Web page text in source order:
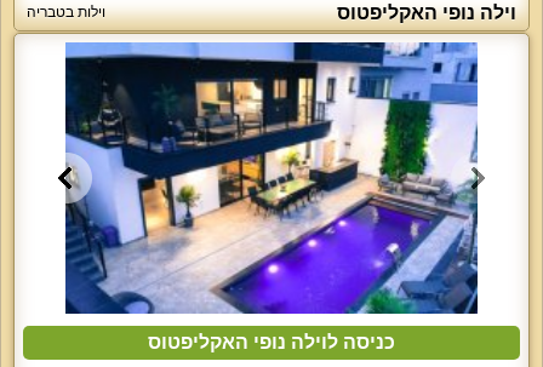
וילה נופי האקליפטוס וילות בטבריה
כניסה לוילה נופי האקליפטוס